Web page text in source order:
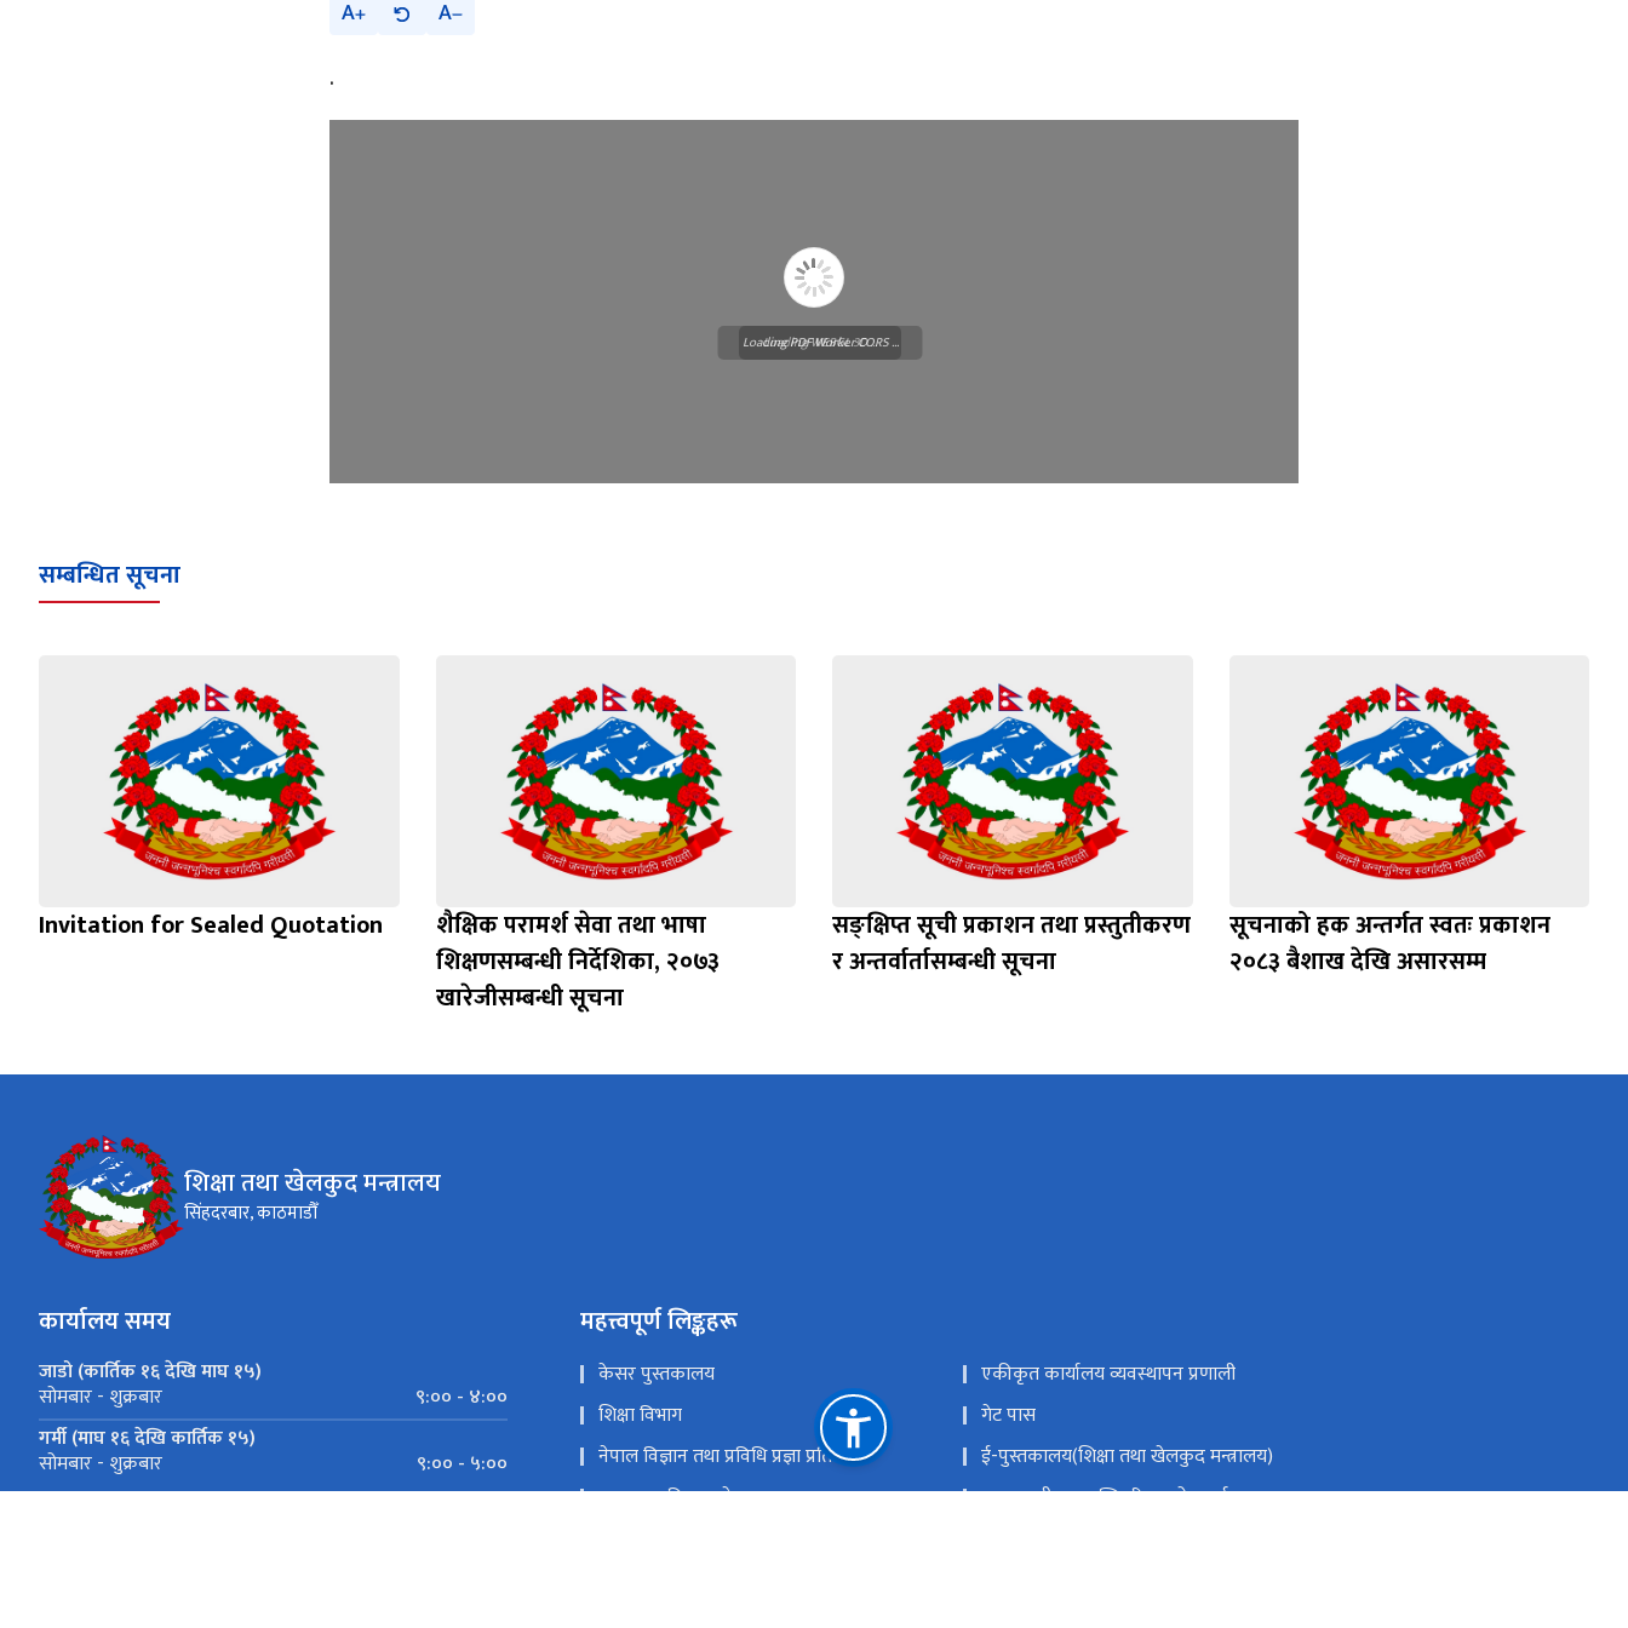
A A
.
Loading WEBGL 3D ...
Loading PDF Worker CORS ...
सम्बन्धित सूचना
Invitation for Sealed Quotation
शैक्षिक परामर्श सेवा तथा भाषा
शिक्षणसम्बन्धी निर्देशिका, २०७३
खारेजीसम्बन्धी सूचना
सङ्क्षिप्त सूची प्रकाशन तथा प्रस्तुतीकरण
र अन्तर्वार्तासम्बन्धी सूचना
सूचनाको हक अन्तर्गत स्वतः प्रकाशन
२०८३ बैशाख देखि असारसम्म
शिक्षा तथा खेलकुद मन्त्रालय
सिंहदरबार, काठमाडौँ
कार्यालय समय
जाडो (कार्तिक १६ देखि माघ १५)
सोमबार - शुक्रबार
९:०० - ४:००
गर्मी (माघ १६ देखि कार्तिक १५)
सोमबार - शुक्रबार ९:०० - ५:००
महत्त्वपूर्ण लिङ्कहरू
केसर पुस्तकालय
एकीकृत कार्यालय व्यवस्थापन प्रणाली
शिक्षा विभाग
गेट पास
नेपाल विज्ञान तथा प्रविधि प्रज्ञा प्रतिष्ठान
ई-पुस्तकालय(शिक्षा तथा खेलकुद मन्त्रालय)
पाठ्यक्रम विकास केन्द्र
प्रधानमन्त्री तथा मन्त्रिपरिषद्को कार्यालय